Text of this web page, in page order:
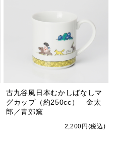
古九谷風日本むかしばなしマ
グカップ（約250cc） 金太
郎／青郊窯
2,200円(税込)